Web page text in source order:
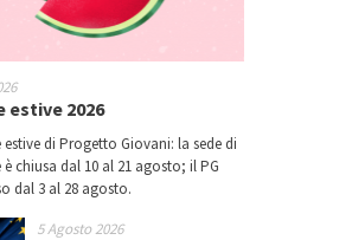
estive 2026
estive di Progetto Giovani: la sede di
chiusa dal 10 al 21 agosto; il PG
dal 3 al 28 agosto.
5 Agosto 2026